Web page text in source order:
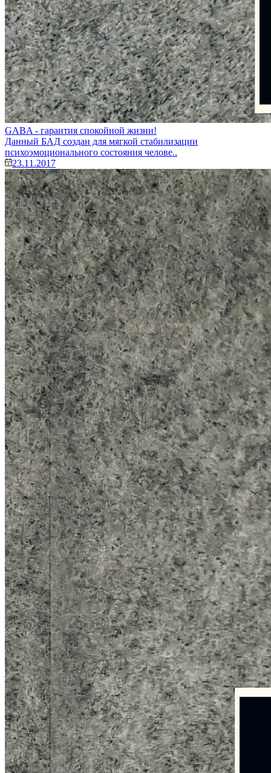
GABA - гарантия спокойной жизни!
Данный БАД создан для мягкой стабилизации
психоэмоционального состояния челове..
23.11.2017